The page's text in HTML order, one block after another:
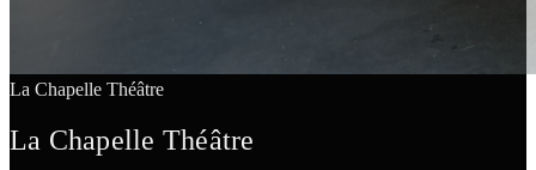
La Chapelle Théâtre
La Chapelle Théâtre